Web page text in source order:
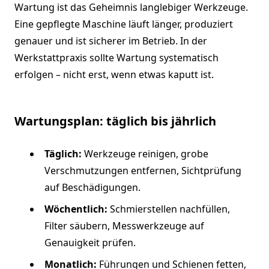
Wartung ist das Geheimnis langlebiger Werkzeuge.
Eine gepflegte Maschine läuft länger, produziert
genauer und ist sicherer im Betrieb. In der
Werkstattpraxis sollte Wartung systematisch
erfolgen – nicht erst, wenn etwas kaputt ist.
Wartungsplan: täglich bis jährlich
Täglich: Werkzeuge reinigen, grobe
Verschmutzungen entfernen, Sichtprüfung
auf Beschädigungen.
Wöchentlich: Schmierstellen nachfüllen,
Filter säubern, Messwerkzeuge auf
Genauigkeit prüfen.
Monatlich: Führungen und Schienen fetten,